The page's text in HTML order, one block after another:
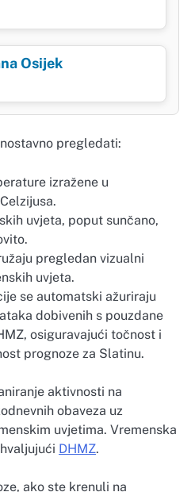
Osijek
pregledati:
izražene u
uvjeta, poput sunčano,
pregledan vizualni
uvjeta.
se automatski ažuriraju
dobivenih s pouzdane
osiguravajući točnost i
prognoze za Slatinu.
aktivnosti na
obaveza uz
uvjetima. Vremenska
DHMZ.
ako ste krenuli na